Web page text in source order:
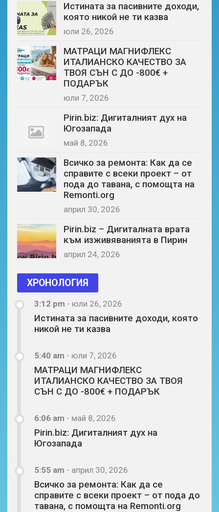
Истината за пасивните доходи,
която никой не ти казва
юли 26, 2026
МАТРАЦИ МАГНИФЛЕКС
ИТАЛИАНСКО КАЧЕСТВО ЗА
ТВОЯ СЪН С ДО -800€ +
ПОДАРЪК
юли 7, 2026
Pirin.biz: Дигиталният дух на
Югозапада
май 8, 2026
Всичко за ремонта: Как да се
справите с всеки проект – от
пода до тавана, с помощта на
Remonti.org
април 30, 2026
Pirin.biz – Дигиталната врата
към изживяванията в Пирин
април 24, 2026
ХРОНОЛОГИЯ
3:12 pm - юли 26, 2026
Истината за пасивните доходи, която
никой не ти казва
5:40 am - юли 7, 2026
МАТРАЦИ МАГНИФЛЕКС
ИТАЛИАНСКО КАЧЕСТВО ЗА ТВОЯ
СЪН С ДО -800€ + ПОДАРЪК
6:06 am - май 8, 2026
Pirin.biz: Дигиталният дух на
Югозапада
5:55 am - април 30, 2026
Всичко за ремонта: Как да се
справите с всеки проект – от пода до
тавана, с помощта на Remonti.org